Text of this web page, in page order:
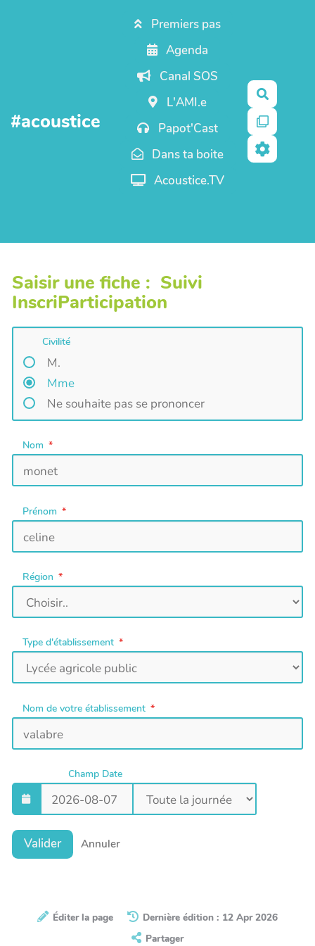
Aller au contenu principal
#acoustice
Premiers pas
Agenda
Canal SOS
L'AMI.e
Papot'Cast
Dans ta boite
Acoustice.TV
Saisir une fiche : Suivi
InscriParticipation
Civilité
M.
Mme
Ne souhaite pas se prononcer
Nom
Prénom
Région
Type d'établissement
Nom de votre établissement
Champ Date
Valider Annuler
Éditer la page
Dernière édition : 12 Apr 2026
Partager